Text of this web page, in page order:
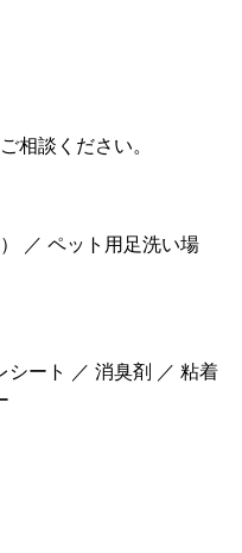
相談ください。
／ ペット用足洗い場
シート ／ 消臭剤 ／ 粘着